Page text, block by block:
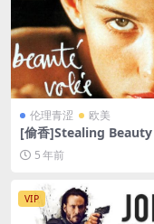
伦理青涩 欧美
[偷香]Stealing Beauty
6)[百度网盘+迅雷云盘
80P超清][MP4/
5 年前
VIP